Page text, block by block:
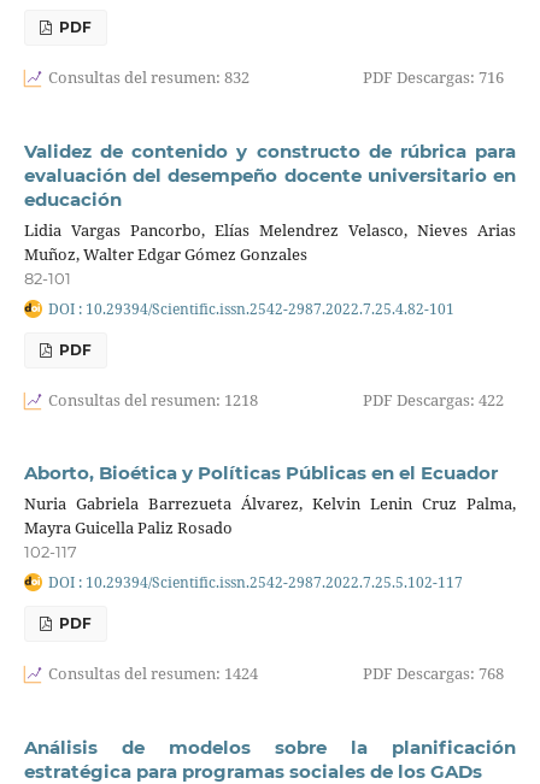
PDF
Consultas del resumen: 832 PDF Descargas: 716
Validez de contenido y constructo de rúbrica para
evaluación del desempeño docente universitario en
educación
Lidia Vargas Pancorbo, Elías Melendrez Velasco, Nieves Arias
Muñoz, Walter Edgar Gómez Gonzales
82-101
DOI : 10.29394/Scientific.issn.2542-2987.2022.7.25.4.82-101
PDF
Consultas del resumen: 1218 PDF Descargas: 422
Aborto, Bioética y Políticas Públicas en el Ecuador
Nuria Gabriela Barrezueta Álvarez, Kelvin Lenin Cruz Palma,
Mayra Guicella Paliz Rosado
102-117
DOI : 10.29394/Scientific.issn.2542-2987.2022.7.25.5.102-117
PDF
Consultas del resumen: 1424 PDF Descargas: 768
Análisis de modelos sobre la planificación
estratégica para programas sociales de los GADs